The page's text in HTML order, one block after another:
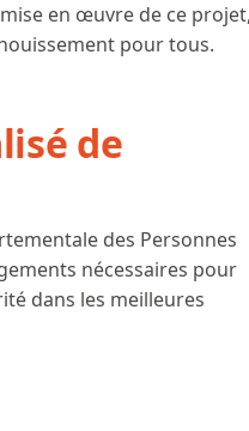
en œuvre de ce
pour tous.
de
des Personnes
nécessaires pour
dans les meilleures